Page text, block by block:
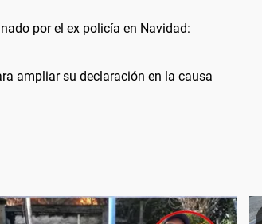
por el ex policía en Navidad:
ampliar su declaración en la causa